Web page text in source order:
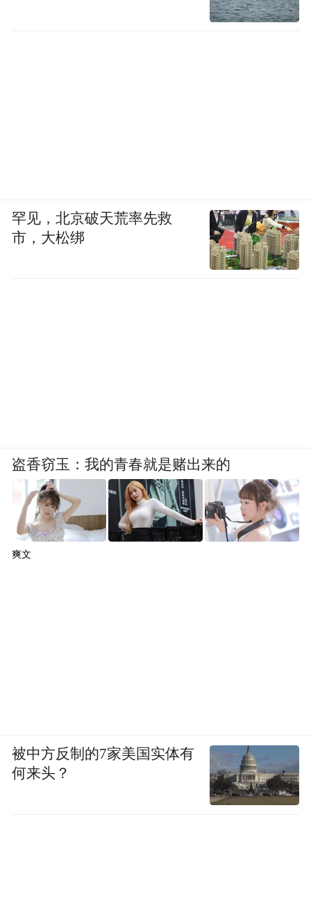
罕见，北京破天荒率先救
市，大松绑
盗香窃玉：我的青春就是赌出来的
爽文
被中方反制的7家美国实体有
何来头？